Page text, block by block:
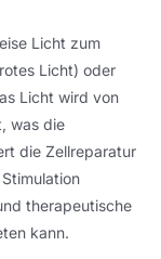
Licht zum
Licht) oder
Licht wird von
was die
die Zellreparatur
therapeutische
kann.